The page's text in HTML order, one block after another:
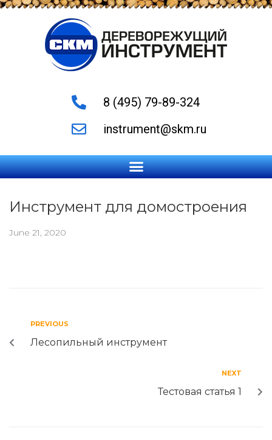
8 (495) 79-89-324
instrument@skm.ru
Инструмент для домостроения
June 21, 2020
PREVIOUS
Лесопильный инструмент
NEXT
Тестовая статья 1